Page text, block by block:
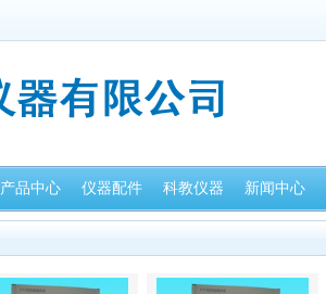
产品中心 仪器配件 科教仪器 新闻中心